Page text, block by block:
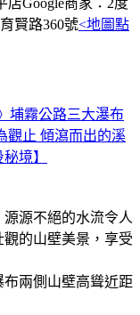
賢路360號<地圖點
埔霧公路三大瀑布
觀止 傾瀉而出的溪
境】
源不絕的水流令人
的山壁美景，享受
兩側山壁高聳近距